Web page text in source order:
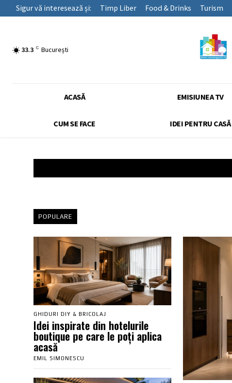
Sigur vă interesează și: Timp Liber Food & Drinks Turism
33.3 C București
ACASĂ EMISIUNEA TV
CUM SE FACE IDEI PENTRU CASĂ
POPULARE
GHIDURI DIY & BRICOLAJ
Idei inspirate din hotelurile
boutique pe care le poți aplica
acasă
EMIL SIMONESCU